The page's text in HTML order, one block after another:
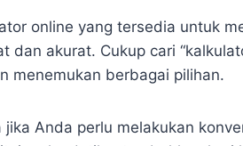
online yang tersedia untuk
dan akurat. Cukup cari
menemukan berbagai pilihan.
Anda perlu melakukan